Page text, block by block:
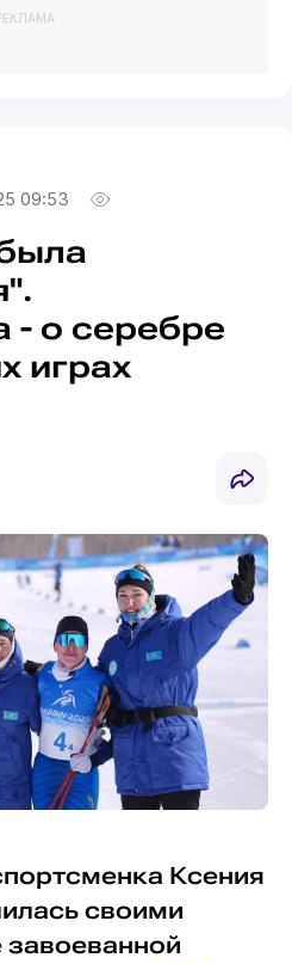
09:53
- о серебре
играх
Ксения
своими